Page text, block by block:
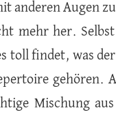
anderen Augen
mehr her.
toll findet, was
gehören.
Mischung